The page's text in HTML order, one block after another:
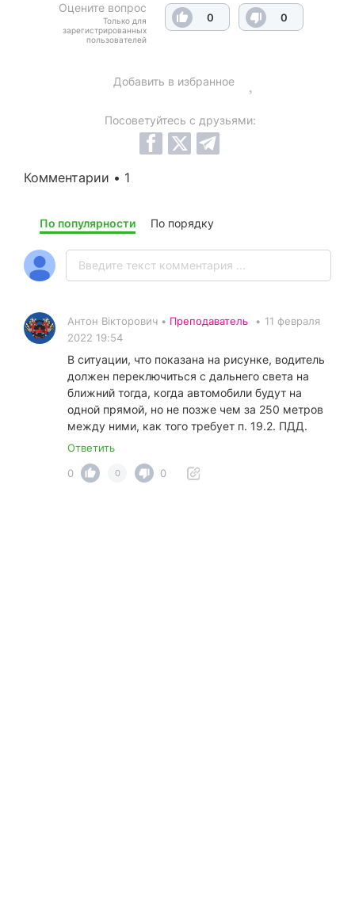
Оцените вопрос
Только для
зарегистрированных
пользователей
0 0
Добавить в избранное
Посоветуйтесь с друзьями:
Комментарии • 1
По популярности По порядку
Антон Вікторович • Преподаватель • 11 февраля
2022 19:54
В ситуации, что показана на рисунке, водитель
должен переключиться с дальнего света на
ближний тогда, когда автомобили будут на
одной прямой, но не позже чем за 250 метров
между ними, как того требует п. 19.2. ПДД.
Ответить
0
0 0